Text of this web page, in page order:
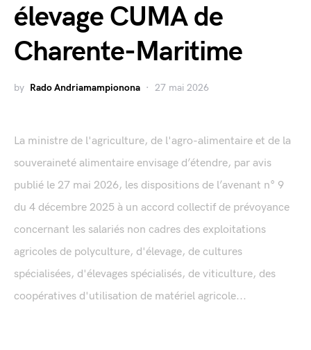
élevage CUMA de
Charente-Maritime
by Rado Andriamampionona 27 mai 2026
La ministre de l'agriculture, de l'agro-alimentaire et de la
souveraineté alimentaire envisage d’étendre, par avis
publié le 27 mai 2026, les dispositions de l’avenant n° 9
du 4 décembre 2025 à un accord collectif de prévoyance
concernant les salariés non cadres des exploitations
agricoles de polyculture, d'élevage, de cultures
spécialisées, d'élevages spécialisés, de viticulture, des
coopératives d'utilisation de matériel agricole...